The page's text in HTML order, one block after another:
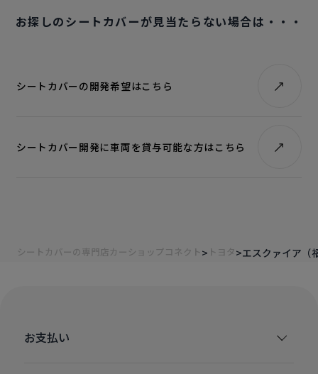
お探しのシートカバーが見当たらない場合は・・・
シートカバーの開発希望はこちら
シートカバー開発に車両を貸与可能な方はこちら
シートカバーの専門店カーショップコネクト トヨタ エスクァイア（
お支払い